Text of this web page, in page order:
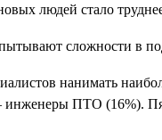
людей стало
нанимать
ПТО (16%).